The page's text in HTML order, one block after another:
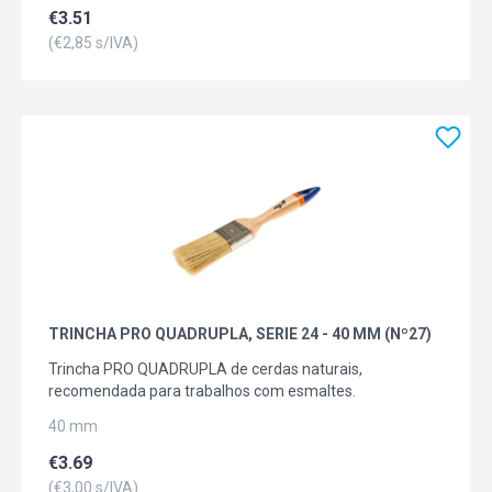
€3.51
(€2,85 s/IVA)
TRINCHA PRO QUADRUPLA, SERIE 24 - 40 MM (Nº27)
Trincha PRO QUADRUPLA de cerdas naturais,
recomendada para trabalhos com esmaltes.
40 mm
€3.69
(€3,00 s/IVA)